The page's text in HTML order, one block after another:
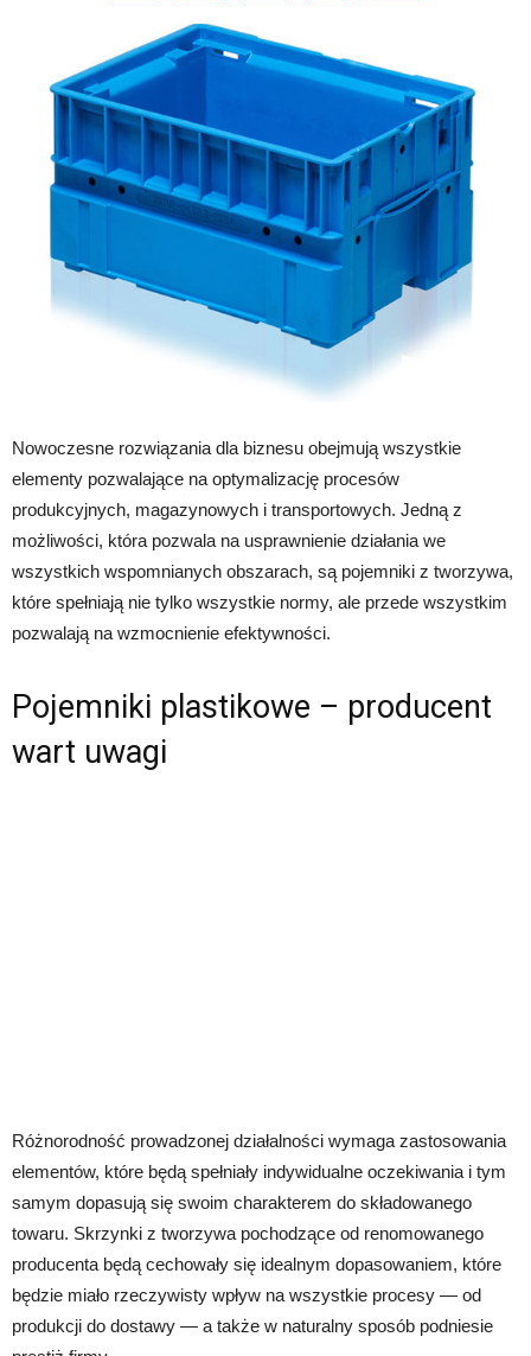
Nowoczesne rozwiązania dla biznesu obejmują wszystkie
elementy pozwalające na optymalizację procesów
produkcyjnych, magazynowych i transportowych. Jedną z
możliwości, która pozwala na usprawnienie działania we
wszystkich wspomnianych obszarach, są pojemniki z tworzywa,
które spełniają nie tylko wszystkie normy, ale przede wszystkim
pozwalają na wzmocnienie efektywności.
Pojemniki plastikowe – producent
wart uwagi
Różnorodność prowadzonej działalności wymaga zastosowania
elementów, które będą spełniały indywidualne oczekiwania i tym
samym dopasują się swoim charakterem do składowanego
towaru. Skrzynki z tworzywa pochodzące od renomowanego
producenta będą cechowały się idealnym dopasowaniem, które
będzie miało rzeczywisty wpływ na wszystkie procesy — od
produkcji do dostawy — a także w naturalny sposób podniesie